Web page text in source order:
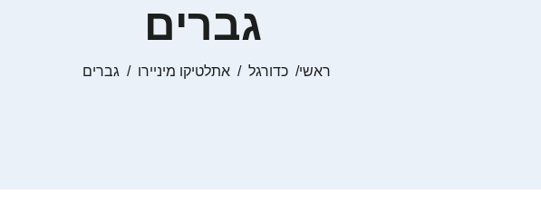
גברים
ראשי כדורגל אתלטיקו מיניירו גברים